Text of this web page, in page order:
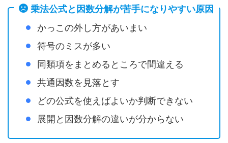
乗法公式と因数分解が苦手になりやすい原因
かっこの外し方があいまい
符号のミスが多い
同類項をまとめるところで間違える
共通因数を見落とす
どの公式を使えばよいか判断できない
展開と因数分解の違いが分からない